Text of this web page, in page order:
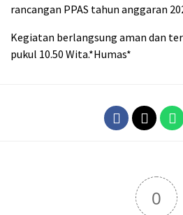
rancangan PPAS tahun anggaran
Kegiatan berlangsung aman dan
pukul 10.50 Wita.*Humas*
0